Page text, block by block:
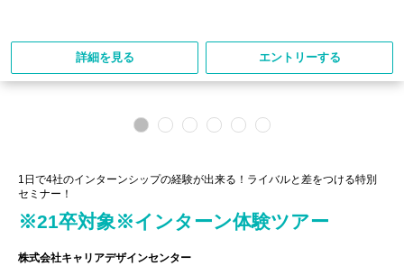
詳細を見る エントリーする
1日で4社のインターンシップの経験が出来る！ライバルと差をつける特別
セミナー！
※21卒対象※インターン体験ツアー
株式会社キャリアデザインセンター